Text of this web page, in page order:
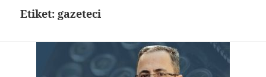
Etiket: gazeteci